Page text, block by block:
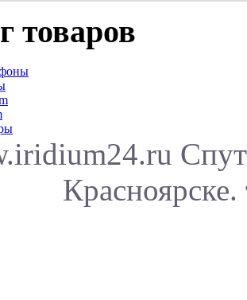
товаров